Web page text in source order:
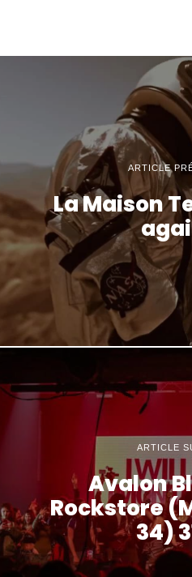
ARTICLE
La Maison
ARTICLE
Avalon
Rockstore
34)